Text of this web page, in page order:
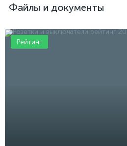
Файлы и документы
Рейтинг